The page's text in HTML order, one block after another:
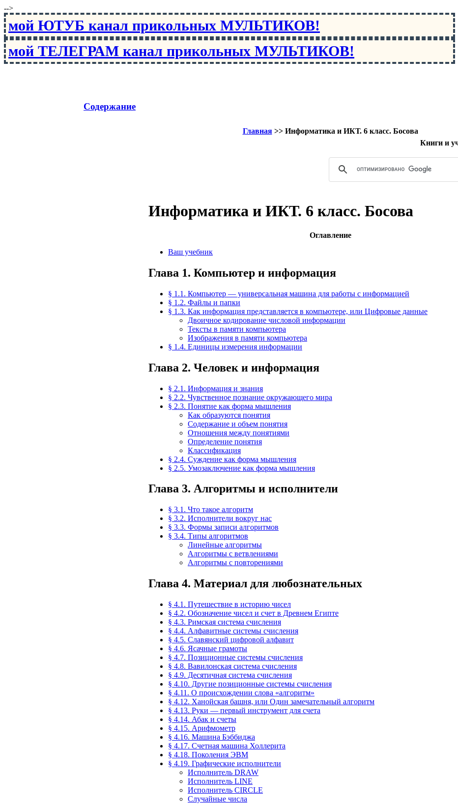
-->
мой ЮТУБ канал прикольных МУЛЬТИКОВ!
мой ТЕЛЕГРАМ канал прикольных МУЛЬТИКОВ!
Содержание
Главная>> Информатика и ИКТ. 6 класс. Босова
Книги и
Информатика и ИКТ. 6 класс. Босова
Оглавление
Ваш учебник
Глава 1. Компьютер и информация
§ 1.1. Компьютер — универсальная машина для работы с информацией
§ 1.2. Файлы и папки
§ 1.3. Как информация представляется в компьютере, или Цифровые данные
Двоичное кодирование числовой информации
Тексты в памяти компьютера
Изображения в памяти компьютера
§ 1.4. Единицы измерения информации
Глава 2. Человек и информация
§ 2.1. Информация и знания
§ 2.2. Чувственное познание окружающего мира
§ 2.3. Понятие как форма мышления
Как образуются понятия
Содержание и объем понятия
Отношения между понятиями
Определение понятия
Классификация
§ 2.4. Суждение как форма мышления
§ 2.5. Умозаключение как форма мышления
Глава 3. Алгоритмы и исполнители
§ 3.1. Что такое алгоритм
§ 3.2. Исполнители вокруг нас
§ 3.3. Формы записи алгоритмов
§ 3.4. Типы алгоритмов
Линейные алгоритмы
Алгоритмы с ветвлениями
Алгоритмы с повторениями
Глава 4. Материал для любознательных
§ 4.1. Путешествие в историю чисел
§ 4.2. Обозначение чисел и счет в Древнем Египте
§ 4.3. Римская система счисления
§ 4.4. Алфавитные системы счисления
§ 4.5. Славянский цифровой алфавит
§ 4.6. Ясачные грамоты
§ 4.7. Позиционные системы счисления
§ 4.8. Вавилонская система счисления
§ 4.9. Десятичная система счисления
§ 4.10. Другие позиционные системы счисления
§ 4.11. О происхождении слова «алгоритм»
§ 4.12. Ханойская башня, или Один замечательный алгоритм
§ 4.13. Руки — первый инструмент для счета
§ 4.14. Абак и счеты
§ 4.15. Арифмометр
§ 4.16. Машина Бэббиджа
§ 4.17. Счетная машина Холлерита
§ 4.18. Поколения ЭВМ
§ 4.19. Графические исполнители
Исполнитель DRAW
Исполнитель LINE
Исполнитель CIRCLE
Случайные числа